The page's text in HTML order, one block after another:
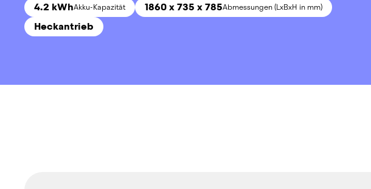
4.2 kWhAkku-Kapazität 1860 x 735 x 785Abmessungen (LxBxH in mm)
Heckantrieb